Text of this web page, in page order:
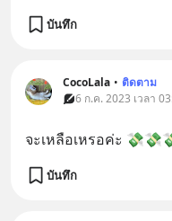
บันทึก
CocoLala • ติดตาม
6 ก.ค. 2023 เวลา
จะเหลือเหรอค่ะ
บันทึก